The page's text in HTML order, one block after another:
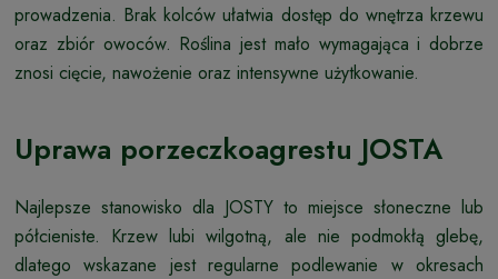
prowadzenia. Brak kolców ułatwia dostęp do wnętrza krzewu
oraz zbiór owoców. Roślina jest mało wymagająca i dobrze
znosi cięcie, nawożenie oraz intensywne użytkowanie.
Uprawa porzeczkoagrestu JOSTA
Najlepsze stanowisko dla JOSTY to miejsce słoneczne lub
półcieniste. Krzew lubi wilgotną, ale nie podmokłą glebę,
dlatego wskazane jest regularne podlewanie w okresach